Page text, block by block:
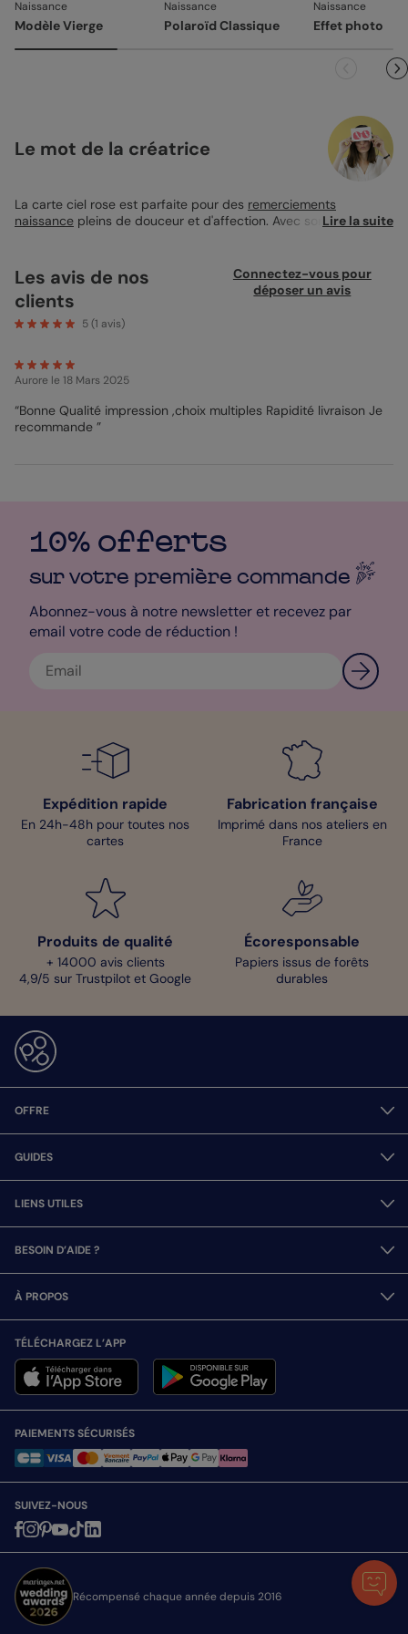
vous avez validée (texte, photo, mise en page), le produit
ne pourra pas être repris.
Naissance
Modèle Vierge
Naissance
Polaroïd Classique
Naissance
Effet photo
Le mot de la créatrice
La carte ciel rose est parfaite pour des remerciements
naissance pleins de douceur et d'affection. Avec son ciel pastel
cm est idéal pour partager ce moment unique avec famille et
amis. Les coins arrondis ajoutent une touche délicate pour
sublimer la présentation. Accompagnée d'une enveloppe
couleur rose magnolia, elle complète parfaitement l'ensemble.
Lire la suite
Les avis de nos
clients
5(1 avis)
Connectez-vous pour
déposer un avis
Aurore le 18 Mars 2025
“Bonne Qualité impression ,choix multiples Rapidité livraison Je
recommande ”
10% offerts
sur votre première commande
Abonnez-vous à notre newsletter et recevez par
email votre code de réduction !
Expédition rapide
En 24h-48h pour toutes nos
cartes
Fabrication française
Imprimé dans nos ateliers en
France
Produits de qualité
+ 14000 avis clients
4,9/5 sur Trustpilot et Google
Écoresponsable
Papiers issus de forêts
durables
OFFRE
GUIDES
LIENS UTILES
BESOIN D’AIDE ?
À PROPOS
TÉLÉCHARGEZ L’APP
PAIEMENTS SÉCURISÉS
SUIVEZ-NOUS
Récompensé chaque année depuis 2016